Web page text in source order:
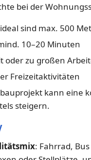
bei der
ideal sind max. 500
10–20 Minuten
oder zu großen
Freizeitaktivitäten
kann eine
steigern.
: Fahrrad,